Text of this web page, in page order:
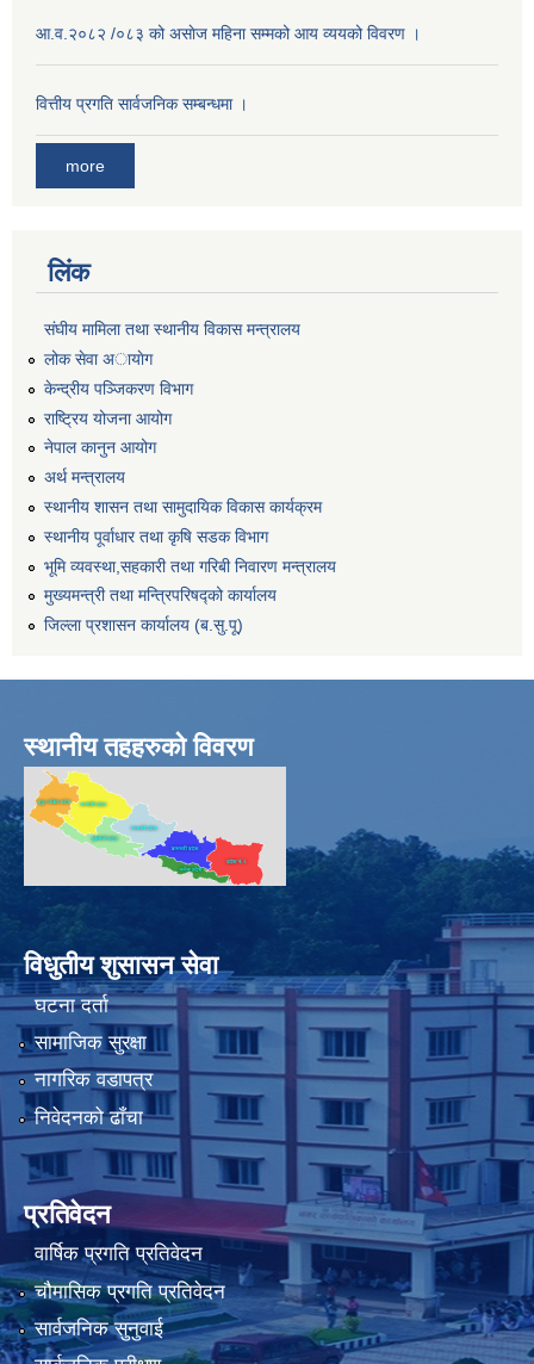
आ.व.२०८२ /०८३ को असाेज महिना सम्मको आय व्ययको विवरण ।
वित्तीय प्रगति सार्वजनिक सम्बन्धमा ।
more
लिंक
संघीय मामिला तथा स्थानीय विकास मन्त्रालय
लोक सेवा अायाेग
केन्द्रीय पञ्जिकरण विभाग
राष्ट्रिय योजना आयोग
नेपाल कानुन आयोग
अर्थ मन्त्रालय
स्थानीय शासन तथा सामुदायिक विकास कार्यक्रम
स्थानीय पूर्वाधार तथा कृषि सडक विभाग
भूमि व्यवस्था,सहकारी तथा गरिबी निवारण मन्त्रालय
मुख्यमन्त्री तथा मन्त्रिपरिषद्को कार्यालय
जिल्ला प्रशासन कार्यालय (ब.सु.पू)
स्थानीय तहहरुको विवरण
विधुतीय शुसासन सेवा
घटना दर्ता
सामाजिक सुरक्षा
नागरिक वडापत्र
निवेदनको ढाँचा
प्रतिवेदन
वार्षिक प्रगति प्रतिवेदन
चौमासिक प्रगति प्रतिवेदन
सार्वजनिक सुनुवाई